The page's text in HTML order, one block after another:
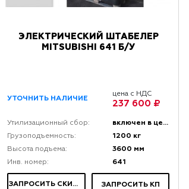
ЭЛЕКТРИЧЕСКИЙ ШТАБЕЛЕР
MITSUBISHI 641 Б/У
УТОЧНИТЬ НАЛИЧИЕ
цена с НДС
237 600 ₽
Утилизационный сбор: включен в цену
Грузоподъемность: 1200 кг
Высота подъема: 3600 мм
Инв. номер: 641
ЗАПРОСИТЬ СКИДКУ ЗАПРОСИТЬ КП